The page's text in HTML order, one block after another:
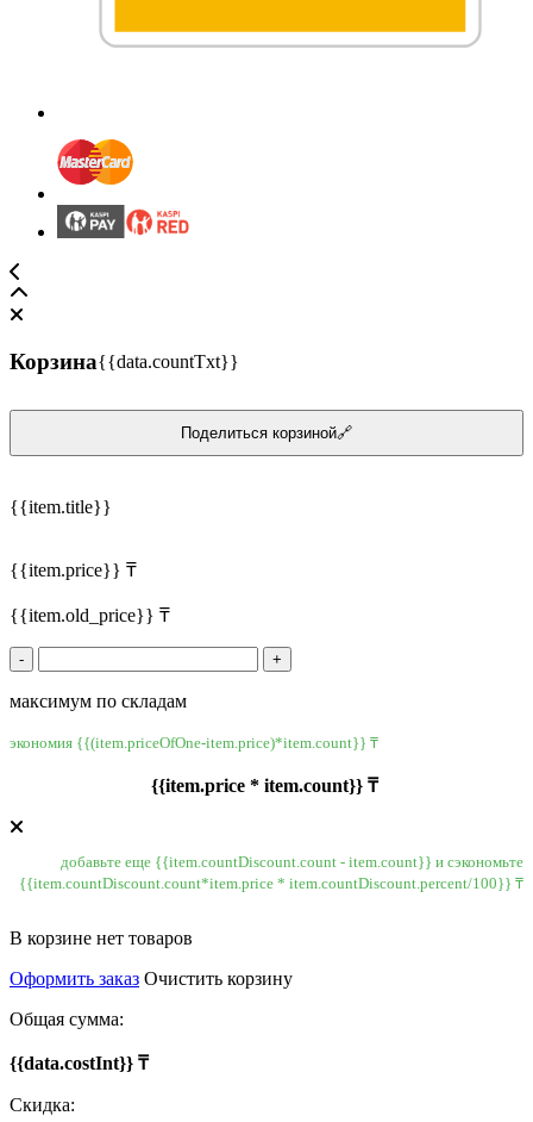
Корзина{{data.countTxt}}
Поделиться корзиной🔗
{{item.title}}
{{item.price}} ₸
{{item.old_price}} ₸
- +
максимум по складам
экономия {{(item.priceOfOne-item.price)*item.count}} ₸
{{item.price * item.count}} ₸
добавьте еще {{item.countDiscount.count - item.count}} и сэкономьте
{{item.countDiscount.count*item.price * item.countDiscount.percent/100}} ₸
В корзине нет товаров
Оформить заказ Очистить корзину
Общая сумма:
{{data.costInt}} ₸
Скидка: